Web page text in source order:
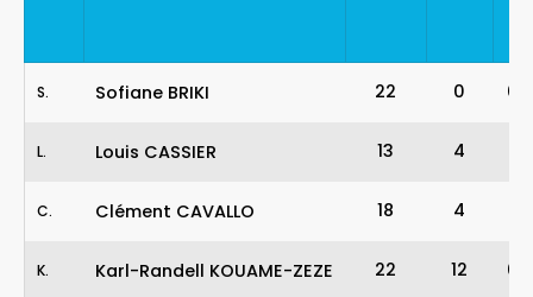
Sofiane BRIKI
S. 22 0 0
Louis CASSIER
L. 13 4
Clément CAVALLO
C. 18 4
Karl-Randell KOUAME-ZEZE
K. 22 12 0